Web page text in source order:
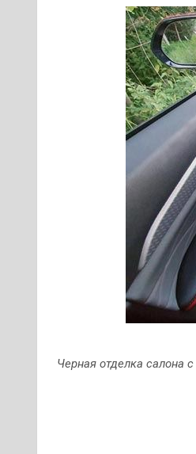
Черная отделка салона